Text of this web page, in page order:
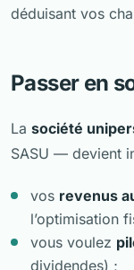
déduisant vos
Passer en
La société
SASU — devient
vos revenus
l’optimisation
vous voulez
dividendes) ;